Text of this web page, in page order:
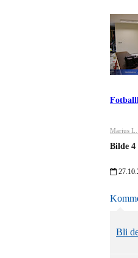
Marius L.
Bilde 4
Bli